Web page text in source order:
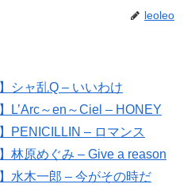
leoleo
シャ乱Q – いいわけ
L’Arc～en～Ciel – HONEY
PENICILLIN – ロマンス
林原めぐみ – Give a reason
水木一郎 – 今がその時だ